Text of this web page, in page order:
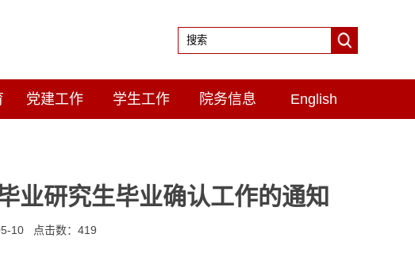
党建工作 学生工作 院务信息 English
业研究生毕业确认工作的通知
10 点击数： 419